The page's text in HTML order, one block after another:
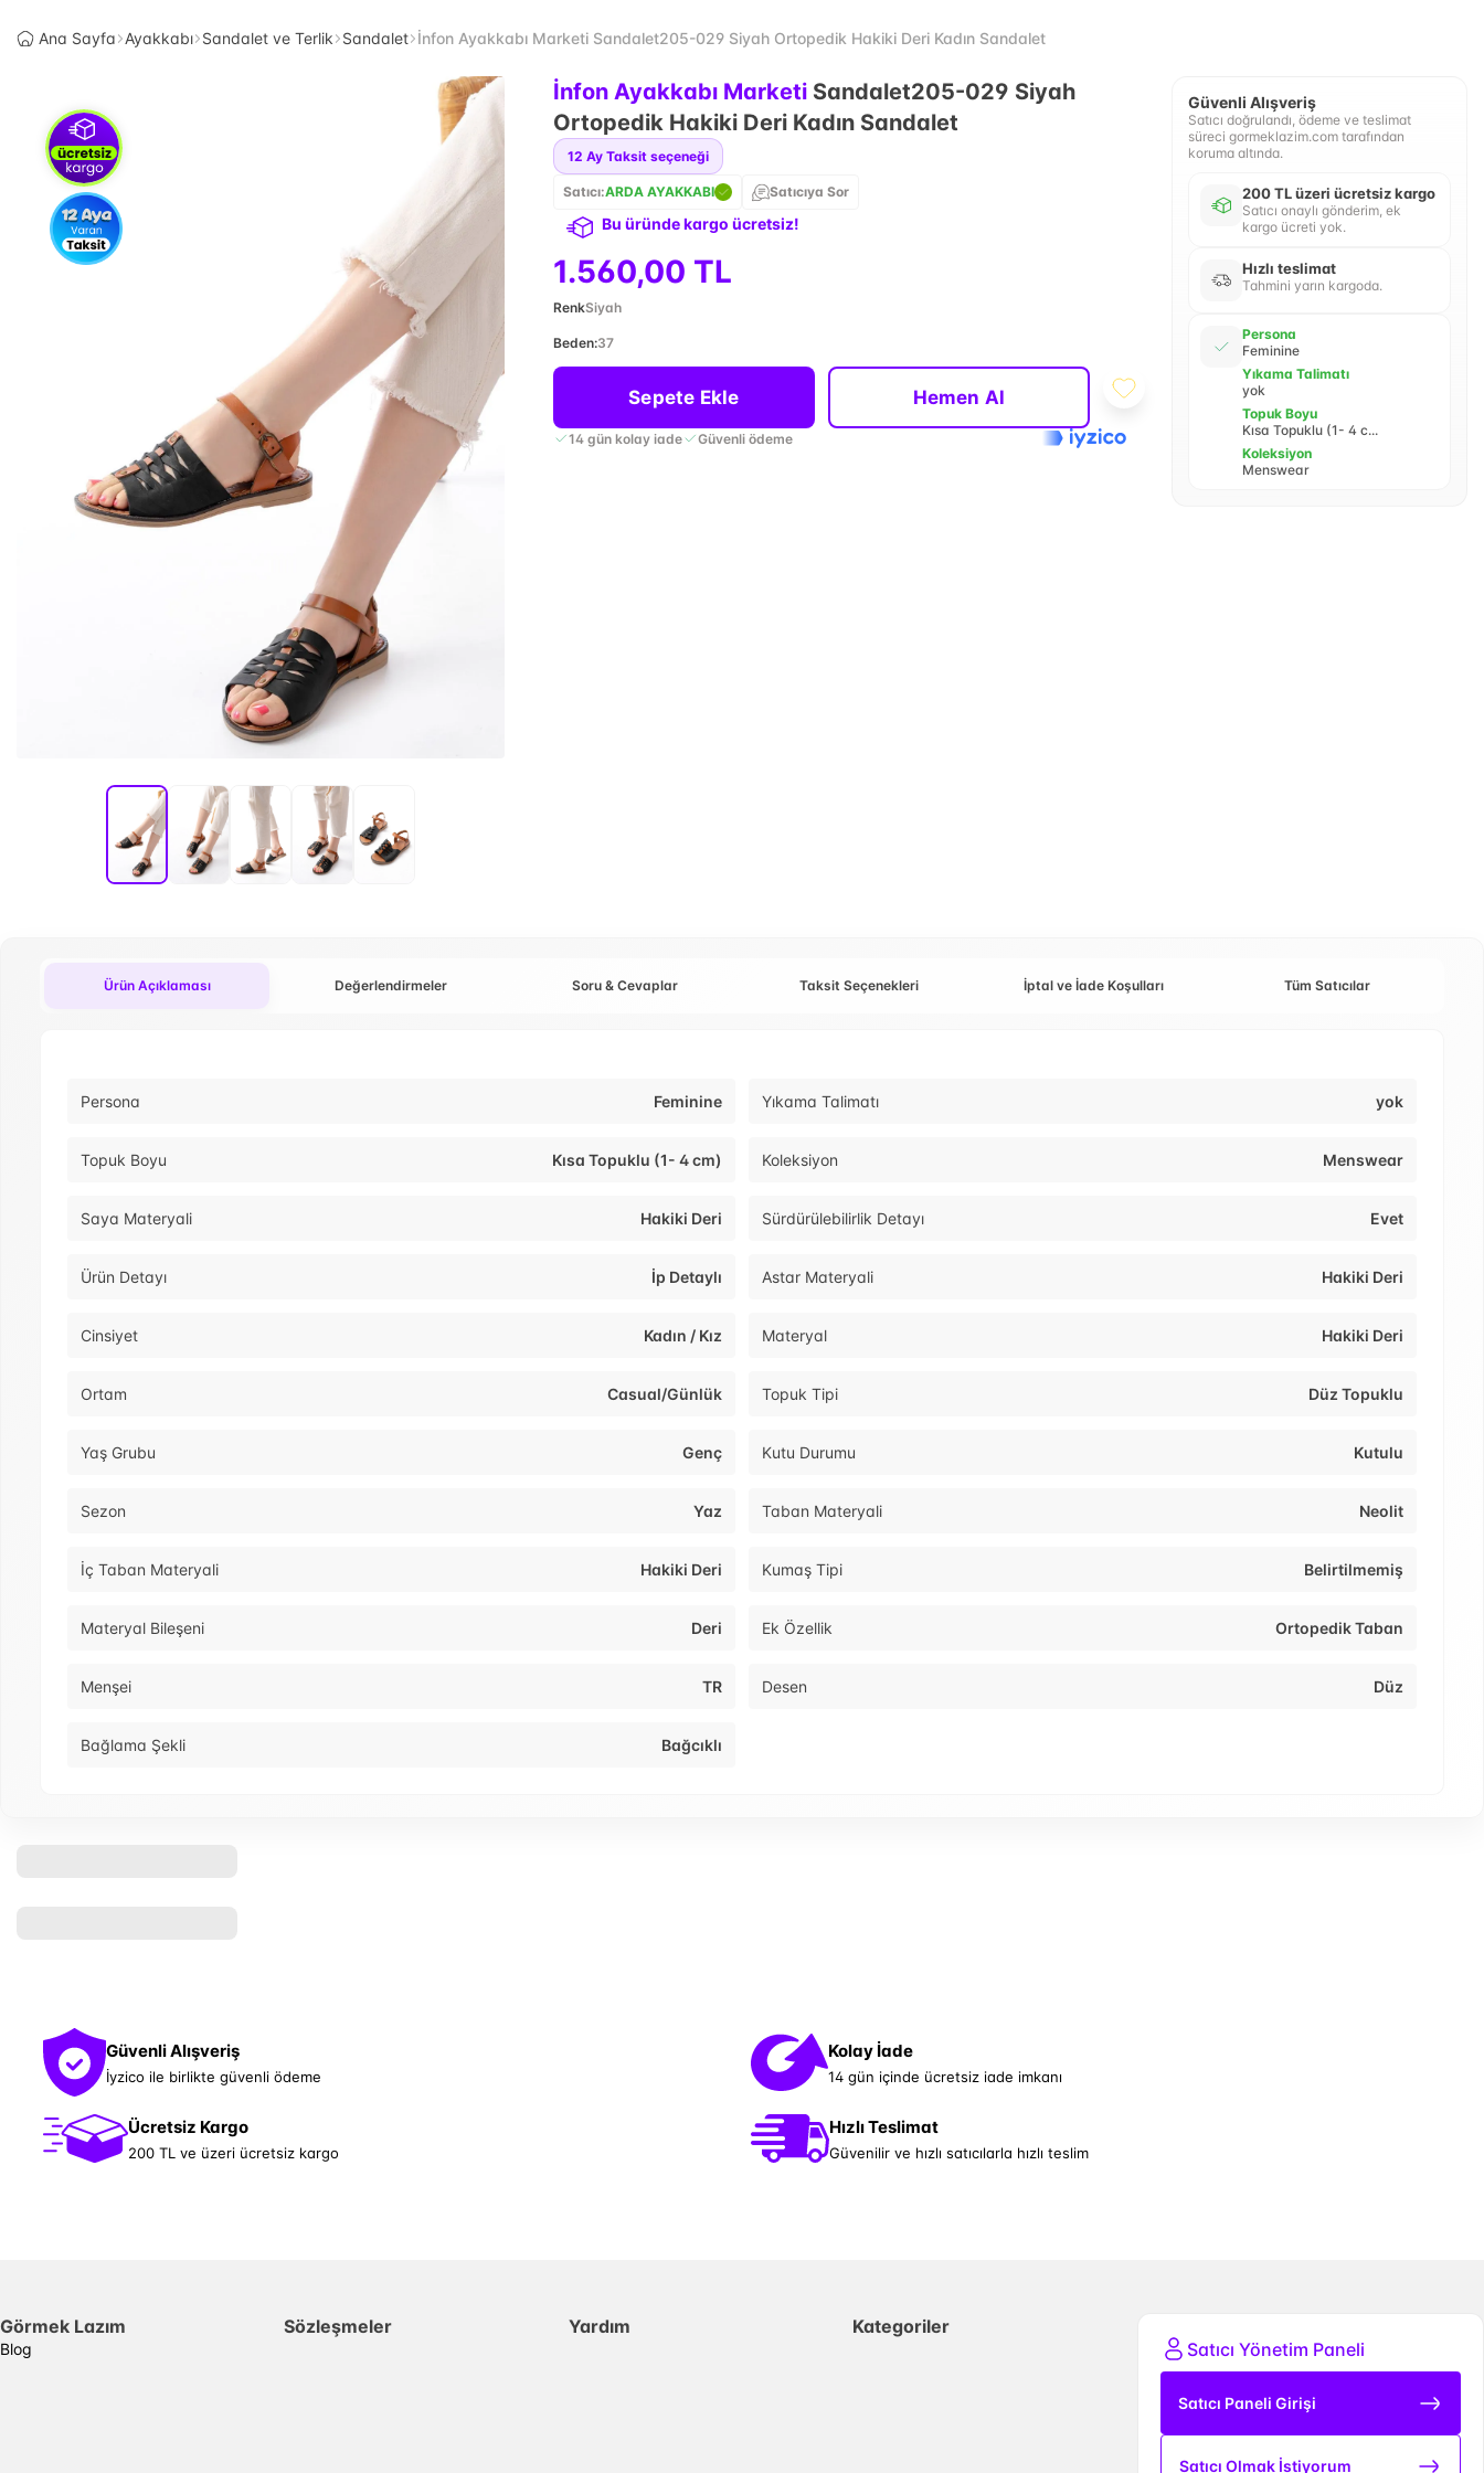
Ana Sayfa Ayakkabı Sandalet ve Terlik Sandalet İnfon Ayakkabı Marketi Sandalet205-029 Siyah Ortopedik Hakiki Deri Kadın Sandalet
İnfon Ayakkabı Marketi Sandalet205-029 Siyah
Ortopedik Hakiki Deri Kadın Sandalet
12 Ay Taksit seçeneği
Satıcı:ARDA AYAKKABI Satıcıya Sor
Bu üründe kargo ücretsiz!
1.560,00 TL
RenkSiyah
Beden:37
Sepete Ekle Hemen Al
14 gün kolay iade Güvenli ödeme
Güvenli Alışveriş
Satıcı doğrulandı, ödeme ve teslimat
süreci gormeklazim.com tarafından
koruma altında.
200 TL üzeri ücretsiz kargo
Satıcı onaylı gönderim, ek
kargo ücreti yok.
Hızlı teslimat
Tahmini yarın kargoda.
Persona
Feminine
Yıkama Talimatı
yok
Topuk Boyu
Kısa Topuklu (1- 4 c...
Koleksiyon
Menswear
Ürün Açıklaması Değerlendirmeler Soru & Cevaplar Taksit Seçenekleri İptal ve İade Koşulları Tüm Satıcılar
Persona Feminine Yıkama Talimatı yok
Topuk Boyu Kısa Topuklu (1- 4 cm) Koleksiyon Menswear
Saya Materyali Hakiki Deri Sürdürülebilirlik Detayı Evet
Ürün Detayı İp Detaylı Astar Materyali Hakiki Deri
Cinsiyet Kadın / Kız Materyal Hakiki Deri
Ortam Casual/Günlük Topuk Tipi Düz Topuklu
Yaş Grubu Genç Kutu Durumu Kutulu
Sezon Yaz Taban Materyali Neolit
İç Taban Materyali Hakiki Deri Kumaş Tipi Belirtilmemiş
Materyal Bileşeni Deri Ek Özellik Ortopedik Taban
Menşei TR Desen Düz
Bağlama Şekli Bağcıklı
Güvenli Alışveriş
İyzico ile birlikte güvenli ödeme
Kolay İade
14 gün içinde ücretsiz iade imkanı
Ücretsiz Kargo
200 TL ve üzeri ücretsiz kargo
Hızlı Teslimat
Güvenilir ve hızlı satıcılarla hızlı teslim
Görmek Lazım
Blog
Sözleşmeler Yardım
Kategoriler
Satıcı Yönetim Paneli
Satıcı Paneli Girişi
Satıcı Olmak İstiyorum